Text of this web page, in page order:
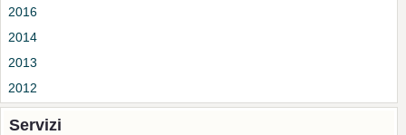
2016
2014
2013
2012
Servizi